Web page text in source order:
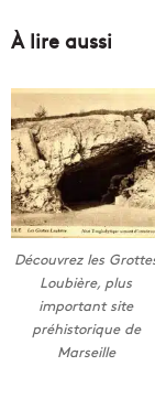
À lire aussi
Découvrez les
Loubière, plus
important site
préhistorique de
Marseille